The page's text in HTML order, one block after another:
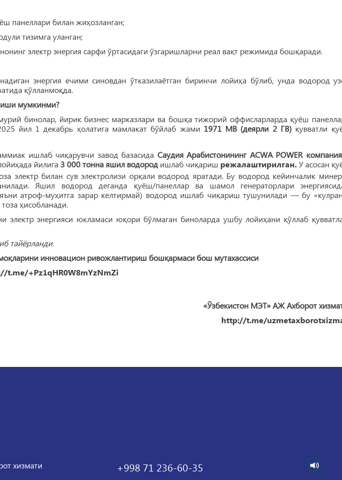
панеллари билан жиҳозланган;
тизимга уланган;
электр энергия сарфи ўртасидаги ўзгаришларни реал вақт режимида бошқаради.
энергия ечими синовдан ўтказилаётган биринчи лойиҳа бўлиб, унда водород
қўлланмоқда.
мумкинми?
бинолар, йирик бизнес марказлари ва бошқа тижорий оффисларларда қуёш
йил 1 декабрь ҳолатига мамлакат бўйлаб жами 1971 МВ (деярли 2 ГВ)қувватли
ишлаб чиқарувчи завод базасида Саудия Арабистонининг ACWA POWER
йилига 3 000 тонна яшил водородишлаб чиқариш режалаштирилган.У асосан
электр билан сув электролизи орқали водород яратади. Бу водород кейинчалик
Яшил водород деганда қуёш/панеллар ва шамол генераторлари
атроф-муҳитга зарар келтирмай) водород ишлаб чиқариш тушунилади — бу
ҳисобланади.
электр энергияси юкламаси юқори бўлмаган биноларда ушбу лойиҳани қўллаб
тайёрланди.
инновацион ривожлантириш бошқармаси бош мутахассиси
t.me/+Pz1qHR0W8mYzNmZi
«Ўзбекистон МЭТ» АЖ Ахборот
http://t.me/
хизмати +998 71 236-60-35